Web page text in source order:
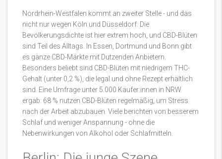
Nordrhein-Westfalen kommt an zweiter Stelle - und das
nicht nur wegen Köln und Düsseldorf. Die
Bevölkerungsdichte ist hier extrem hoch, und CBD-Blüten
sind Teil des Alltags. In Essen, Dortmund und Bonn gibt
es ganze CBD-Märkte mit Dutzenden Anbietern.
Besonders beliebt sind CBD-Blüten mit niedrigem THC-
Gehalt (unter 0,2 %), die legal und ohne Rezept erhältlich
sind. Eine Umfrage unter 5.000 Käufer:innen in NRW
ergab: 68 % nutzen CBD-Blüten regelmäßig, um Stress
nach der Arbeit abzubauen. Viele berichten von besserem
Schlaf und weniger Anspannung - ohne die
Nebenwirkungen von Alkohol oder Schlafmitteln.